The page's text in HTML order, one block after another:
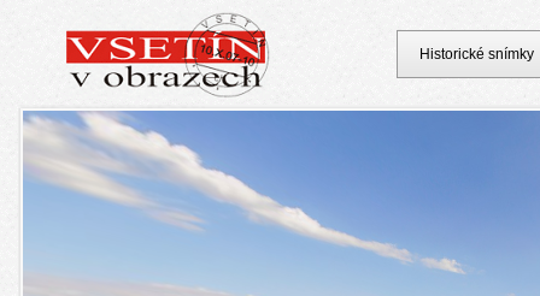
Historické snímky